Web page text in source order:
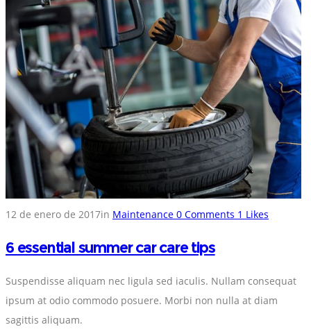
12 de enero de 2017in Maintenance 0 Comments 1 Likes
6 essential summer car care tips
Suspendisse aliquam nec ligula sed iaculis. Nullam consequat
ipsum at odio commodo posuere. Morbi non nulla at diam
sagittis aliquam.